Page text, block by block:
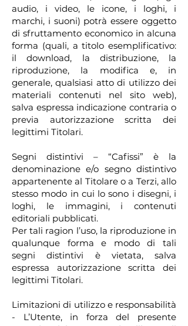
audio, i video, le icone, i loghi, i
marchi, i suoni) potrà essere oggetto
di sfruttamento economico in alcuna
forma (quali, a titolo esemplificativo:
il download, la distribuzione, la
riproduzione, la modifica e, in
generale, qualsiasi atto di utilizzo dei
materiali contenuti nel sito web),
salva espressa indicazione contraria o
previa autorizzazione scritta dei
legittimi Titolari.
Segni distintivi – “Cafissi” è la
denominazione e/o segno distintivo
appartenente al Titolare o a Terzi, allo
stesso modo in cui lo sono i disegni, i
loghi, le immagini, i contenuti
editoriali pubblicati.
Per tali ragion l’uso, la riproduzione in
qualunque forma e modo di tali
segni distintivi è vietata, salva
espressa autorizzazione scritta dei
legittimi Titolari.
Limitazioni di utilizzo e responsabilità
- L’Utente, in forza del presente